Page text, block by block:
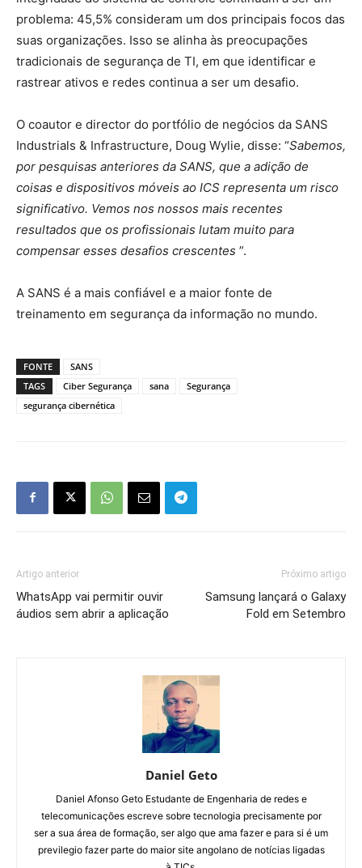
problema: 45,5% consideram um dos principais focos das
suas organizações. Isso se alinha às preocupações
tradicionais de segurança de TI, em que identificar e
rastrear ativos e redes continua a ser um desafio.
O coautor e director do portfólio de negócios da SANS
Industrials & Infrastructure, Doug Wylie, disse: “Sabemos,
por pesquisas anteriores da SANS, que a adição de
coisas e dispositivos móveis ao ICS representa um risco
significativo. Vemos nos nossos mais recentes
resultados que os profissionais lutam muito para
compensar esses desafios crescentes ”.
A SANS é a mais confiável e a maior fonte de
treinamento em segurança da informação no mundo.
FONTE
SANS
TAGS
Ciber Segurança sana
Segurança
segurança cibernética
Artigo anterior
WhatsApp vai permitir ouvir
áudios sem abrir a aplicação
Próximo artigo
Samsung lançará o Galaxy
Fold em Setembro
Daniel Geto
Daniel Afonso Geto Estudante de Engenharia de redes e
telecomunicações escreve sobre tecnologia precisamente por
ser a sua área de formação, ser algo que ama fazer e para si é um
previlegio fazer parte do maior site angolano de notícias ligadas